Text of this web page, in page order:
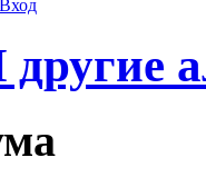
Вход